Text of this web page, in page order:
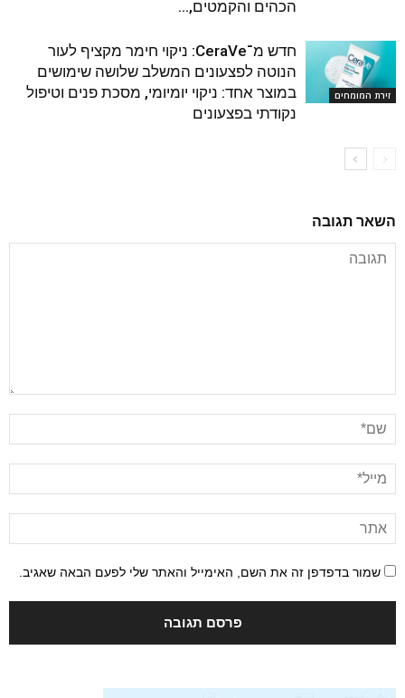
הכהים והקמטים,...
זירת המומחים
חדש מ־CeraVe: ניקוי חימר מקציף לעור
הנוטה לפצעונים המשלב שלושה שימושים
במוצר אחד: ניקוי יומיומי, מסכת פנים וטיפול
נקודתי בפצעונים
השאר תגובה
שמור בדפדפן זה את השם, האימייל והאתר שלי לפעם הבאה שאגיב.